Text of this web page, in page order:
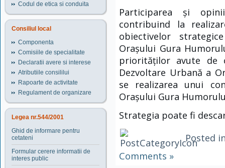
Codul de etica si conduita
Consiliul local
Componenta
Comisiile de specialitate
Declaratii avere si interese
Atributiile consililui
Rapoarte de activitate
Regulament de organizare
Legea nr.544/2001
Ghid de informare pentru
cetateni
Formular cerere informatii de
interes public
Participarea și
contribuind la
obiectivelor
Orașului Gura
priorităților avute de
Dezvoltare Urbană a
se realizarea unui
Orașului Gura
Strategia poate fi
Posted
Comments »